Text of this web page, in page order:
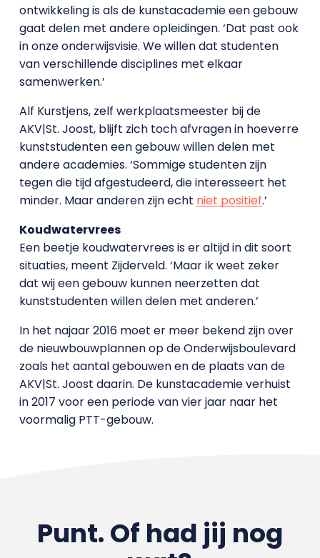
ontwikkeling is als de kunstacademie een gebouw
gaat delen met andere opleidingen. ‘Dat past ook
in onze onderwijsvisie. We willen dat studenten
van verschillende disciplines met elkaar
samenwerken.’
Alf Kurstjens, zelf werkplaatsmeester bij de
AKV|St. Joost, blijft zich toch afvragen in hoeverre
kunststudenten een gebouw willen delen met
andere academies. ‘Sommige studenten zijn
tegen die tijd afgestudeerd, die interesseert het
minder. Maar anderen zijn echt niet positief.’
Koudwatervrees
Een beetje koudwatervrees is er altijd in dit soort
situaties, meent Zijderveld. ‘Maar ik weet zeker
dat wij een gebouw kunnen neerzetten dat
kunststudenten willen delen met anderen.’
In het najaar 2016 moet er meer bekend zijn over
de nieuwbouwplannen op de Onderwijsboulevard
zoals het aantal gebouwen en de plaats van de
AKV|St. Joost daarin. De kunstacademie verhuist
in 2017 voor een periode van vier jaar naar het
voormalig PTT-gebouw.
Punt. Of had jij nog